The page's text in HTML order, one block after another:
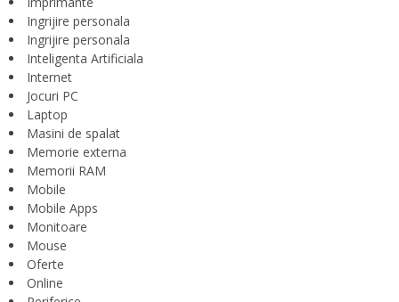
Ingrijire personala
Ingrijire personala
Inteligenta Artificiala
Internet
Jocuri PC
Laptop
Masini de spalat
Memorie externa
Memorii RAM
Mobile
Mobile Apps
Monitoare
Mouse
Oferte
Online